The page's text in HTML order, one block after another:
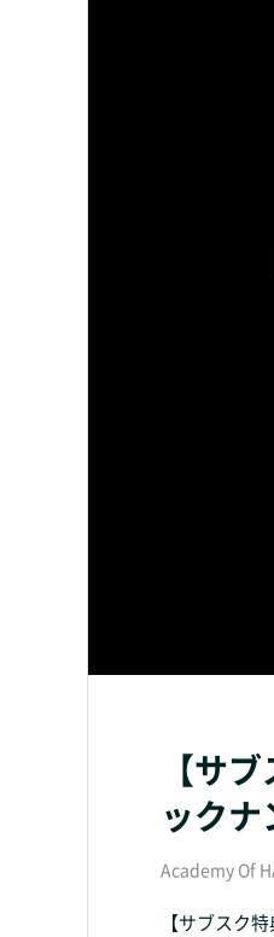
【サ
ックナ
Academy Of
【サブスク